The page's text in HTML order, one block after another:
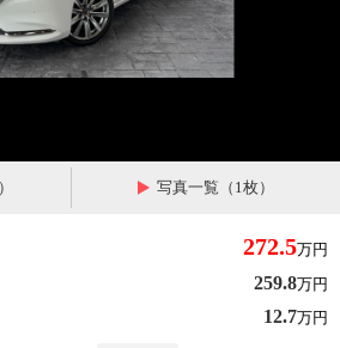
写真一覧（1枚）
272.5万円
259.8万円
12.7万円